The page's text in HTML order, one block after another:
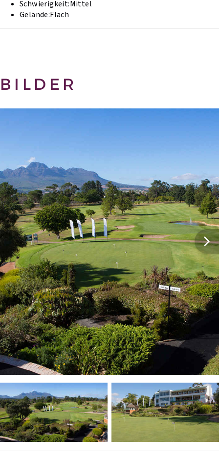
Schwierigkeit:Mittel
Gelände:Flach
BILDER